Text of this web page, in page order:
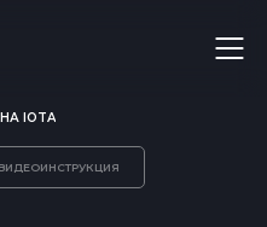
IOTA
ВИДЕОИНСТРУКЦИЯ